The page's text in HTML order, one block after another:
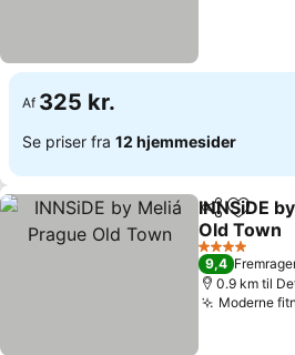
Af 325 kr.
Se priser fra 12 hjemmesider
Del Føj til
INNSiDE
Old Town
Se priser
4 Stjerner
9,4
0.9 km til
Moderne